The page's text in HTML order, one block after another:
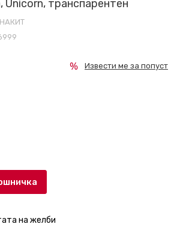
транспарентен
Извести ме за попуст
на желби